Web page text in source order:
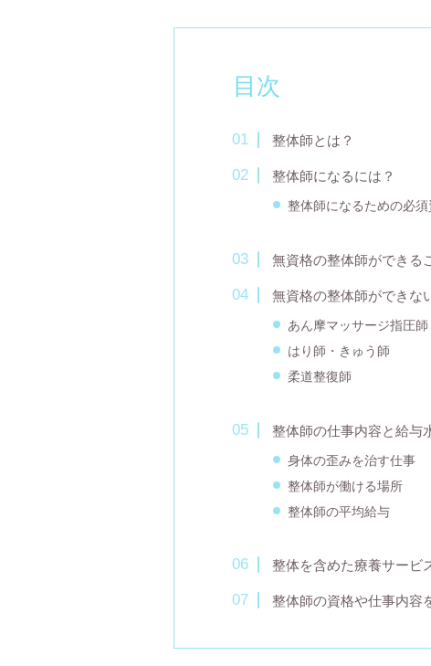
目次
整体師とは？
整体師になるには？
整体師になるための必
無資格の整体師ができる
無資格の整体師ができな
あん摩マッサージ指圧師
はり師・きゅう師
柔道整復師
整体師の仕事内容と給与
身体の歪みを治す仕事
整体師が働ける場所
整体師の平均給与
整体を含めた療養サービ
整体師の資格や仕事内容